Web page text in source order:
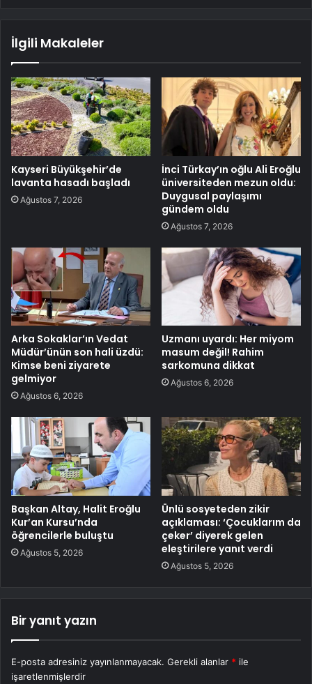
İlgili Makaleler
Kayseri Büyükşehir’de
lavanta hasadı başladı
Ağustos 7, 2026
İnci Türkay’ın oğlu Ali Eroğlu
üniversiteden mezun oldu:
Duygusal paylaşımı
gündem oldu
Ağustos 7, 2026
Arka Sokaklar’ın Vedat
Müdür’ünün son hali üzdü:
Kimse beni ziyarete
gelmiyor
Ağustos 6, 2026
Uzmanı uyardı: Her miyom
masum değil! Rahim
sarkomuna dikkat
Ağustos 6, 2026
Başkan Altay, Halit Eroğlu
Kur’an Kursu’nda
öğrencilerle buluştu
Ağustos 5, 2026
Ünlü sosyeteden zikir
açıklaması: ‘Çocuklarım da
çeker’ diyerek gelen
eleştirilere yanıt verdi
Ağustos 5, 2026
Bir yanıt yazın
E-posta adresiniz yayınlanmayacak. Gerekli alanlar * ile
işaretlenmişlerdir